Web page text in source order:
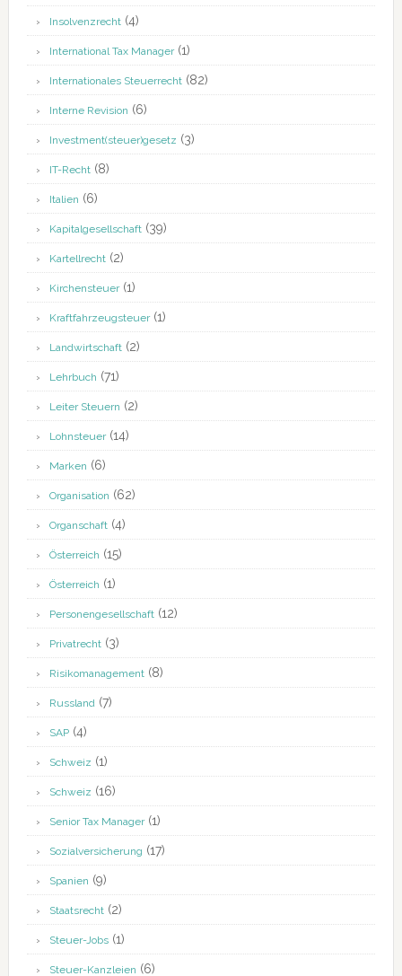
Insolvenzrecht(4)
International Tax Manager(1)
Internationales Steuerrecht(82)
Interne Revision (6)
Investment(steuer)gesetz (3)
IT-Recht(8)
Italien (6)
Kapitalgesellschaft(39)
Kartellrecht(2)
Kirchensteuer(1)
Kraftfahrzeugsteuer(1)
Landwirtschaft(2)
Lehrbuch (71)
Leiter Steuern (2)
Lohnsteuer(14)
Marken (6)
Organisation (62)
Organschaft(4)
Österreich (15)
Österreich (1)
Personengesellschaft(12)
Privatrecht(3)
Risikomanagement(8)
Russland(7)
SAP(4)
Schweiz (1)
Schweiz (16)
Senior Tax Manager(1)
Sozialversicherung (17)
Spanien (9)
Staatsrecht(2)
Steuer-Jobs(1)
Steuer-Kanzleien (6)